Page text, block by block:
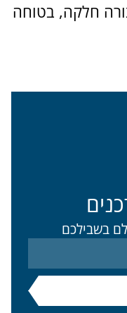
חלקה, בטוחה
בשבילכם